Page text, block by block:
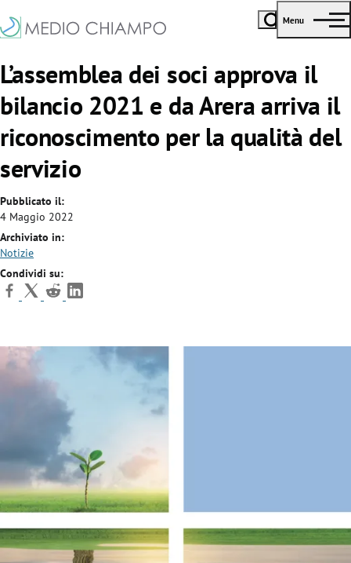
Menu
L’assemblea dei soci approva il
bilancio 2021 e da Arera arriva il
riconoscimento per la qualità del
servizio
Pubblicato il:
4 Maggio 2022
Archiviato in:
Notizie
Condividi su: